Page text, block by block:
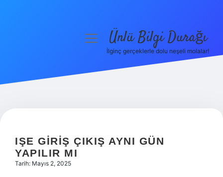
Hakkımızda
menüyüÜnlü Bilgi Durağı
İlginç gerçeklerle dolu neşeli molalar!
IŞE GIRIŞ ÇIKIŞ AYNI GÜN
YAPILIR MI
Tarih: Mayıs 2, 2025